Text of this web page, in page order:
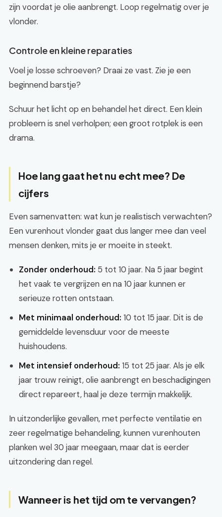
zijn voordat je olie aanbrengt. Loop regelmatig over je
vlonder.
Controle en kleine reparaties
Voel je losse schroeven? Draai ze vast. Zie je een
beginnend barstje?
Schuur het licht op en behandel het direct. Een klein
probleem is snel verholpen; een groot rotplek is een
drama.
Hoe lang gaat het nu echt mee? De
cijfers
Even samenvatten: wat kun je realistisch verwachten?
Een vurenhout vlonder gaat dus langer mee dan veel
mensen denken, mits je er moeite in steekt.
Zonder onderhoud: 5 tot 10 jaar. Na 5 jaar begint
het vaak te vergrijzen en na 10 jaar kunnen er
serieuze rotten ontstaan.
Met minimaal onderhoud: 10 tot 15 jaar. Dit is de
gemiddelde levensduur voor de meeste
huishoudens.
Met intensief onderhoud: 15 tot 25 jaar. Als je elk
jaar trouw reinigt, olie aanbrengt en beschadigingen
direct repareert, haal je deze termijn makkelijk.
In uitzonderlijke gevallen, met perfecte ventilatie en
zeer regelmatige behandeling, kunnen vurenhouten
planken wel 30 jaar meegaan, maar dat is eerder
uitzondering dan regel.
Wanneer is het tijd om te vervangen?